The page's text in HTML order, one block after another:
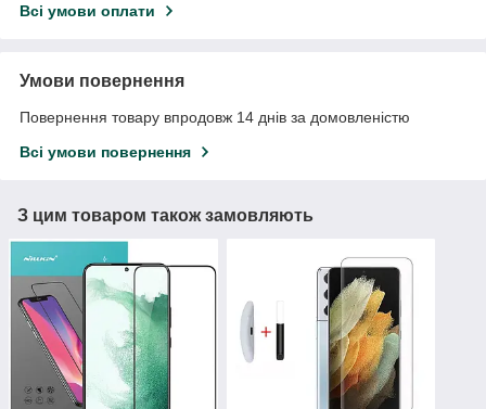
Всі умови оплати
Умови повернення
Повернення товару впродовж 14 днів за домовленістю
Всі умови повернення
З цим товаром також замовляють